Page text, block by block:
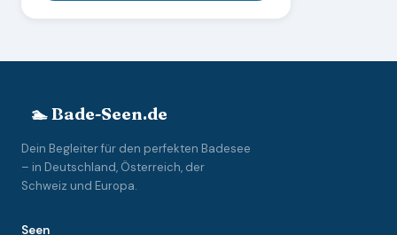
🏊 Bade-Seen.de
Dein Begleiter für den perfekten Badesee
– in Deutschland, Österreich, der
Schweiz und Europa.
Seen